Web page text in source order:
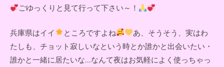
ごゆっくりと見て行って下さい～！
兵庫県はイイ ところですよね
あ、そうそう、実はわ
たしも、チョット寂しいなという時とか誰かと出会いたい・
誰かと一緒に居たいな...なんて夜はお気軽によく使っちゃっ